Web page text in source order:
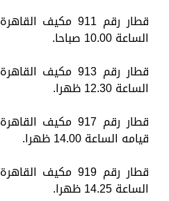
قطار رقم 911 مكيف
الساعة 10.00 صباحا.
قطار رقم 913 مكيف
الساعة 12.30 ظهرا.
قطار رقم 917 مكيف
قيامه الساعة 14.00 ظهرا.
قطار رقم 919 مكيف
الساعة 14.25 ظهرا.